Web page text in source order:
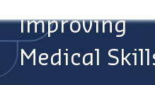
Improving
Medical